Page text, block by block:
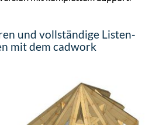
und vollständige Listen-
mit dem cadwork